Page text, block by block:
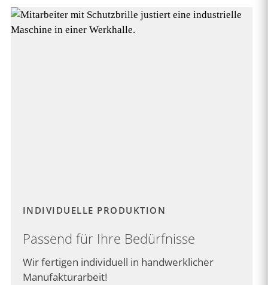
INDIVIDUELLE PRODUKTION
Passend für Ihre Bedürfnisse
Wir fertigen individuell in handwerklicher
Manufakturarbeit!